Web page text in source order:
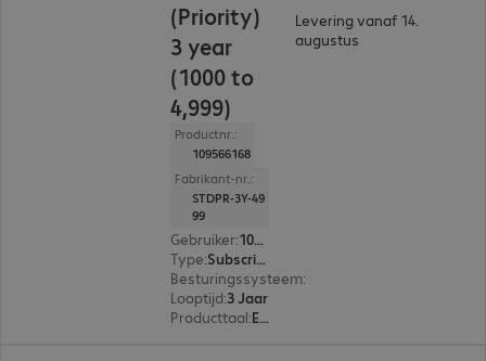
(Priority)
3 year
(1000 to
4,999)
Productnr.:
109566168
Fabrikant-nr.:
STDPR-3Y-49
99
Gebruiker:
1000 - 4999
Type:
Subscription
Besturingssysteem:
Looptijd:3 Jaar
Producttaal: Engels, Duits
Levering vanaf 14.
augustus